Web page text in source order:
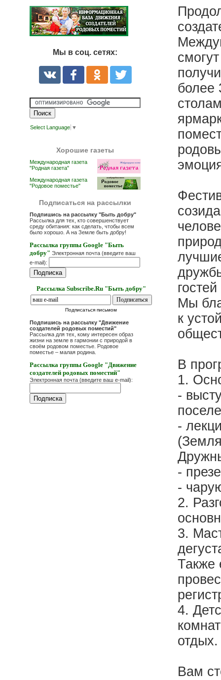
Мы в соц. сетях:
Select Language ▼
Хорошие газеты
Международная газета
"Родная газета"
Международная газета
"Родовое поместье"
Подписаться на рассылки
Подпишись на рассылку "Быть добру"
Рассылка для тех, кто совершенствует
среду обитания: как сделать, чтобы всем
было хорошо. А на Земле быть добру!
Рассылка группы Google "Быть
добру" Электронная почта (введите ваш
e-mail):
Рассылка Subscribe.Ru "Быть добру"
Подписаться письмом
Подпишись на рассылку "Движение
создателей родовых поместий"
Рассылка для тех, кому интересен образ
жизни на земле в гармонии с природой в
своём родовом поместье. Родовое
поместье – малая родина.
Рассылка группы Google "Движение
создателей родовых поместий"
Электронная почта (введите ваш e-mail):
более
Мы
к
В
1.
-
-
-
-
2.
3.
Также
4.
Вам